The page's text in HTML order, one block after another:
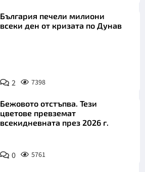
България печели милиони
всеки ден от кризата по Дунав
2 7398
Бежовото отстъпва. Тези
цветове превземат
всекидневната през 2026 г.
0 5761